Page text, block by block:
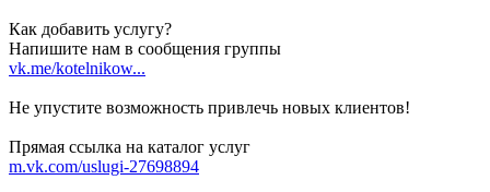
Как добавить услугу?
Напишите нам в сообщения группы
vk.me/kotelnikow...
Не упустите возможность привлечь новых клиентов!
Прямая ссылка на каталог услуг
m.vk.com/uslugi-27698894